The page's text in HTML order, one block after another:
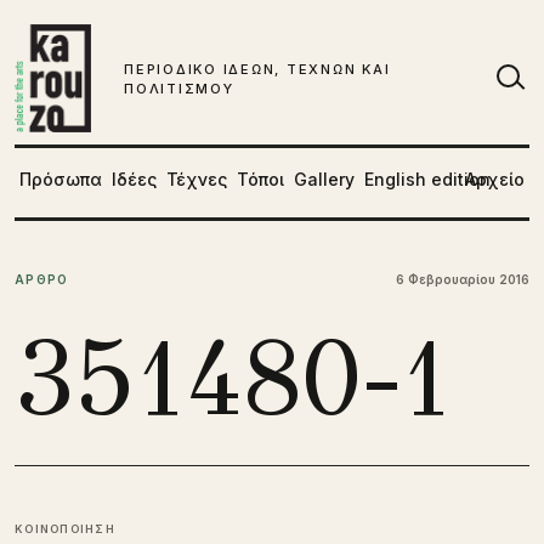
ΠΕΡΙΟΔΙΚΟ ΙΔΕΩΝ, ΤΕΧΝΩΝ ΚΑΙ
ΠΟΛΙΤΙΣΜΟΥ
Πρόσωπα Ιδέες Τέχνες Τόποι Gallery English editionΑρχείο
ΑΡΘΡΟ 6 Φεβρουαρίου 2016
351480-1
ΚΟΙΝΟΠΟΙΗΣΗ